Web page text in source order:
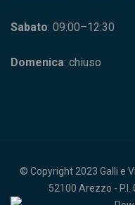
Sabato: 09:00–12:30
Domenica: chiuso
© Copyright 2023 Galli e
52100 Arezzo -